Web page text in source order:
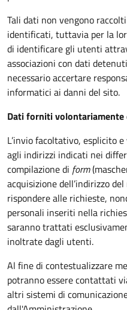
Tali dati non vengono
identificati, tuttavia per la
di identificare gli utenti
associazioni con dati
necessario accertare
informatici ai danni del sito.
Dati forniti
L’invio facoltativo, esplicito
agli indirizzi indicati nei
compilazione di form
acquisizione dell’indirizzo
rispondere alle richieste,
personali inseriti nella
saranno trattati
inoltrate dagli utenti.
Al fine di contestualizzare
potranno essere contattati
altri sistemi di